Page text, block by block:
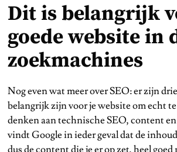
Dit is belangrijk
goede website in
zoekmachines
Nog even wat meer over SEO: er zijn
belangrijk zijn voor je website om echt
denken aan technische SEO, content
vindt Google in ieder geval dat de